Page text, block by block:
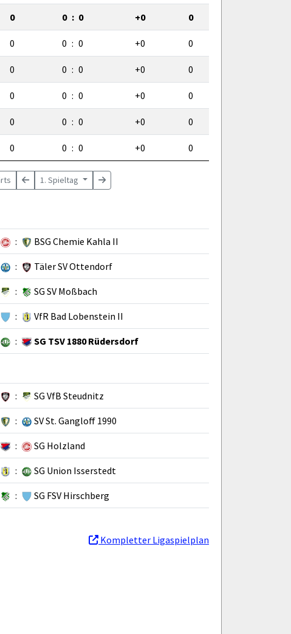
0 0 : 0 +0 0
0 0 : 0 +0 0
0 0 : 0 +0 0
0 0 : 0 +0 0
0 0 : 0 +0 0
0 0 : 0 +0 0
1. Spieltag
: BSG Chemie Kahla II
: Täler SV Ottendorf
: SG SV Moßbach
: VfR Bad Lobenstein II
: SG TSV 1880 Rüdersdorf
: SG VfB Steudnitz
: SV St. Gangloff 1990
: SG Holzland
: SG Union Isserstedt
: SG FSV Hirschberg
Kompletter Ligaspielplan